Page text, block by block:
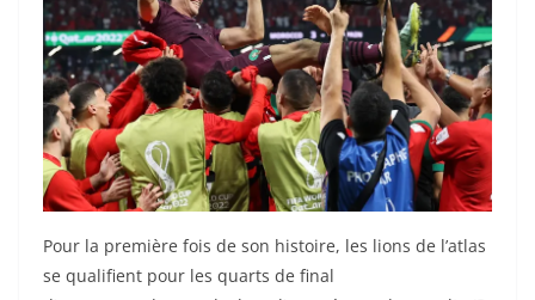
Pour la première fois de son histoire, les lions de l’atlas
se qualifient pour les quarts de final